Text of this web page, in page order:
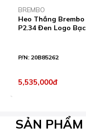
BREMBO
Heo Thắng Brembo
P2.34 Đen Logo Bạc
P/N: 20B85262
5,535,000đ
SẢN PHẨM